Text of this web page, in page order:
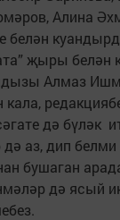
Алина
белән
җыры белән
Алмаз
дә бүләк
аз, дип
бушаган
дә ясый